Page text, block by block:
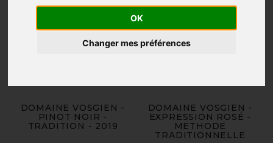
OK
Changer mes préférences
DOMAINE VOSGIEN -
PINOT NOIR -
TRADITION - 2019
DOMAINE VOSGIEN -
EXPRESSION ROSÉ -
METHODE
TRADITIONNELLE